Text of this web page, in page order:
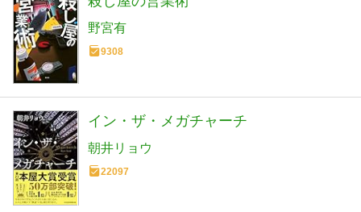
野宮有
9308
イン・ザ・メガチャーチ
朝井リョウ
22097